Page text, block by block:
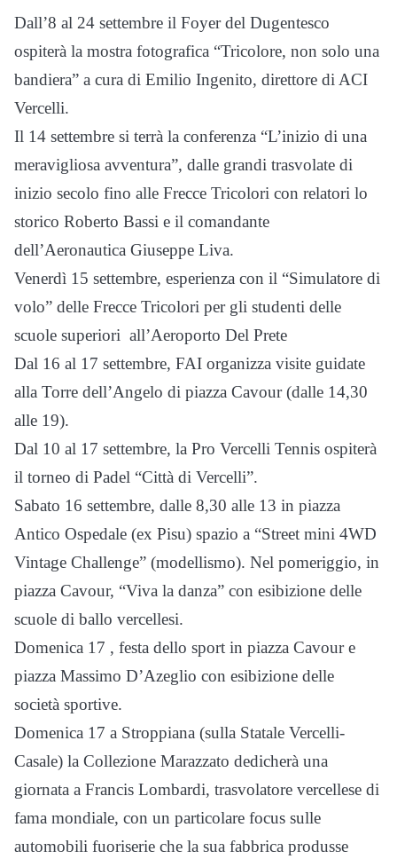
Dall’8 al 24 settembre il Foyer del Dugentesco
ospiterà la mostra fotografica “Tricolore, non solo una
bandiera” a cura di Emilio Ingenito, direttore di ACI
Vercelli.
Il 14 settembre si terrà la conferenza “L’inizio di una
meravigliosa avventura”, dalle grandi trasvolate di
inizio secolo fino alle Frecce Tricolori con relatori lo
storico Roberto Bassi e il comandante
dell’Aeronautica Giuseppe Liva.
Venerdì 15 settembre, esperienza con il “Simulatore di
volo” delle Frecce Tricolori per gli studenti delle
scuole superiori all’Aeroporto Del Prete
Dal 16 al 17 settembre, FAI organizza visite guidate
alla Torre dell’Angelo di piazza Cavour (dalle 14,30
alle 19).
Dal 10 al 17 settembre, la Pro Vercelli Tennis ospiterà
il torneo di Padel “Città di Vercelli”.
Sabato 16 settembre, dalle 8,30 alle 13 in piazza
Antico Ospedale (ex Pisu) spazio a “Street mini 4WD
Vintage Challenge” (modellismo). Nel pomeriggio, in
piazza Cavour, “Viva la danza” con esibizione delle
scuole di ballo vercellesi.
Domenica 17 , festa dello sport in piazza Cavour e
piazza Massimo D’Azeglio con esibizione delle
società sportive.
Domenica 17 a Stroppiana (sulla Statale Vercelli-
Casale) la Collezione Marazzato dedicherà una
giornata a Francis Lombardi, trasvolatore vercellese di
fama mondiale, con un particolare focus sulle
automobili fuoriserie che la sua fabbrica produsse